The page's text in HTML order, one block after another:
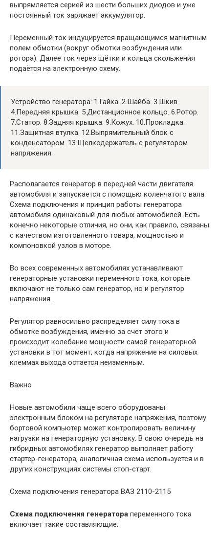
выпрямляется серией из шести больших диодов и уже
постоянный ток заряжает аккумулятор.
Переменный ток индуцируется вращающимся магнитным
полем обмотки (вокруг обмотки возбуждения или
ротора). Далее ток через щётки и кольца скольжения
подаётся на электронную схему.
Устройство генератора: 1.Гайка. 2.Шайба. 3.Шкив.
4.Передняя крышка. 5.Дистанционное кольцо. 6.Ротор.
7.Статор. 8.Задняя крышка. 9.Кожух. 10.Прокладка.
11.Защитная втулка. 12.Выпрямительный блок с
конденсатором. 13.Щелкодержатель с регулятором
напряжения.
Располагается генератор в передней части двигателя
автомобиля и запускается с помощью коленчатого вала.
Схема подключения и принцип работы генератора
автомобиля одинаковый для любых автомобилей. Есть
конечно некоторые отличия, но они, как правило, связаны
с качеством изготовленного товара, мощностью и
компоновкой узлов в моторе.
Во всех современных автомобилях устанавливают
генераторные установки переменного тока, которые
включают не только сам генератор, но и регулятор
напряжения.
Регулятор равносильно распределяет силу тока в
обмотке возбуждения, именно за счет этого и
происходит колебание мощности самой генераторной
установки в тот момент, когда напряжение на силовых
клеммах выхода остается неизменным.
Важно
Новые автомобили чаще всего оборудованы
электронным блоком на регуляторе напряжения, поэтому
бортовой компьютер может контролировать величину
нагрузки на генераторную установку. В свою очередь на
гибридных автомобилях генератор выполняет работу
стартер-генератора, аналогичная схема используется и в
других конструкциях системы стоп-старт.
Схема подключения генератора ВАЗ 2110-2115
Схема подключения генератора переменного тока
включает такие составляющие: